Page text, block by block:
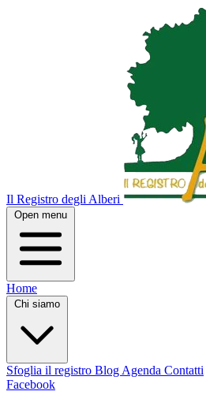
Il Registro degli Alberi
Open menu
Home
Chi siamo
Sfoglia il registro Blog Agenda Contatti
Facebook